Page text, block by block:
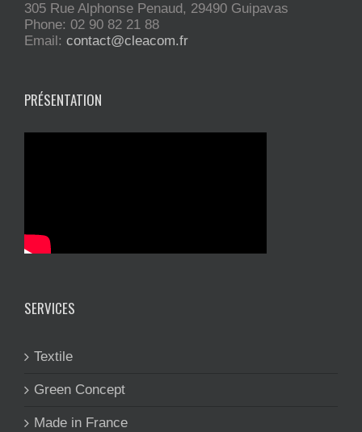
305 Rue Alphonse Penaud, 29490 Guipavas
Phone: 02 90 82 21 88
Email: contact@cleacom.fr
PRÉSENTATION
SERVICES
Textile
Green Concept
Made in France